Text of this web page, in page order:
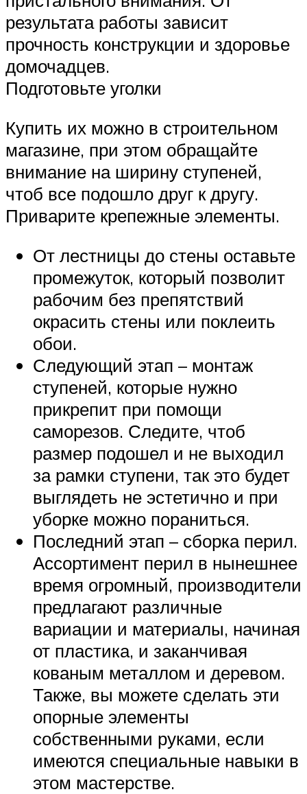
результата работы зависит
прочность конструкции и здоровье
домочадцев.
Подготовьте уголки
Купить их можно в строительном
магазине, при этом обращайте
внимание на ширину ступеней,
чтоб все подошло друг к другу.
Приварите крепежные элементы.
От лестницы до стены оставьте
промежуток, который позволит
рабочим без препятствий
окрасить стены или поклеить
обои.
Следующий этап – монтаж
ступеней, которые нужно
прикрепит при помощи
саморезов. Следите, чтоб
размер подошел и не выходил
за рамки ступени, так это будет
выглядеть не эстетично и при
уборке можно пораниться.
Последний этап – сборка перил.
Ассортимент перил в нынешнее
время огромный, производители
предлагают различные
вариации и материалы, начиная
от пластика, и заканчивая
кованым металлом и деревом.
Также, вы можете сделать эти
опорные элементы
собственными руками, если
имеются специальные навыки в
этом мастерстве.